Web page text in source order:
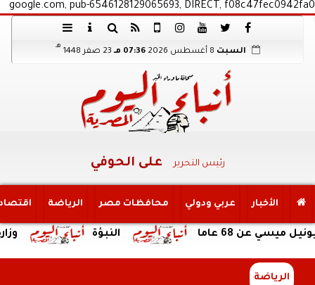
google.com, pub-6546128129065693, DIRECT, f08c47fec0942fa0
السبت 07:36 مـ 23 صفر 1448
هـ
رئيس التحرير على الحوفي
الأخبار عربي ودولي محافظات مصر الرياضة
وزارة النبؤة 68 عاما
الرياضة